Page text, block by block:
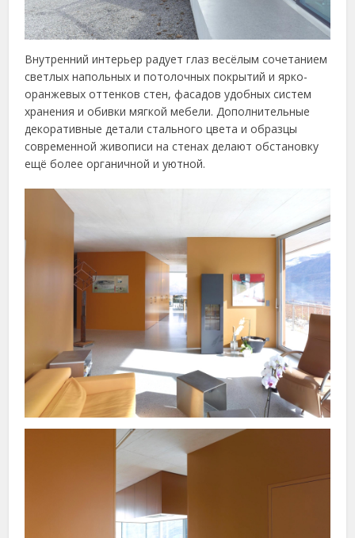
Внутренний интерьер радует глаз весёлым сочетанием
светлых напольных и потолочных покрытий и ярко-
оранжевых оттенков стен, фасадов удобных систем
хранения и обивки мягкой мебели. Дополнительные
декоративные детали стального цвета и образцы
современной живописи на стенах делают обстановку
ещё более органичной и уютной.